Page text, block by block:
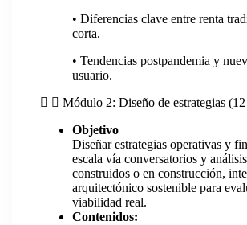
• Diferencias clave entre renta
corta.
• Tendencias postpandemia y
usuario.
Módulo 2: Diseño de estrategias
Objetivo
Diseñar estrategias operativas y
escala vía conversatorios y
construidos o en construcción,
arquitectónico sostenible para
viabilidad real.
Contenidos: